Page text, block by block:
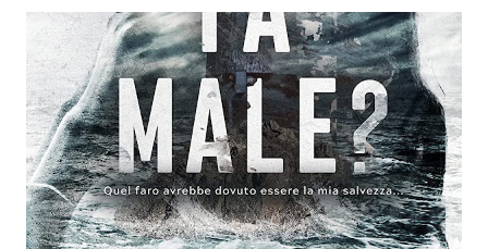
lei era l'unica persona di cui potessi fidarmi. Magari non
aveva nulla di convenzionale, ma funzionava per noi. Una
sera si è scatenato l'inferno e io mi sono ritrovata in mezzo
a una battaglia cruenta in cui abbiamo quasi perso la vita.
Sono finita faccia a faccia coi pericolosi fratelli maggiori di
Vicky. Anthony, William e Nicholas Civella - gli esponenti
della mafia di Kansas City. Dopo ave...